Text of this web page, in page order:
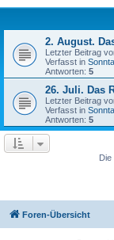
2. August.
Letzter Beitrag
Verfasst in
Antworten: 5
26. Juli. Das
Letzter Beitrag
Verfasst in
Antworten: 5
Die
Foren-Übersicht